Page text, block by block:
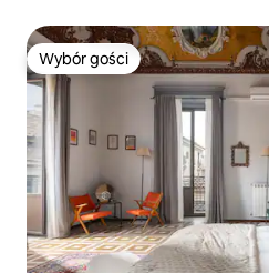
Wybór gości
Wybór gości